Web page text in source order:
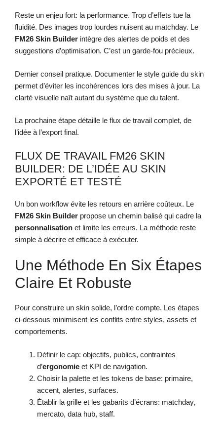
Reste un enjeu fort: la performance. Trop d’effets tue la
fluidité. Des images trop lourdes nuisent au matchday. Le
FM26 Skin Builder intègre des alertes de poids et des
suggestions d’optimisation. C’est un garde-fou précieux.
Dernier conseil pratique. Documenter le style guide du skin
permet d’éviter les incohérences lors des mises à jour. La
clarté visuelle naît autant du système que du talent.
La prochaine étape détaille le flux de travail complet, de
l’idée à l’export final.
FLUX DE TRAVAIL FM26 SKIN
BUILDER: DE L’IDÉE AU SKIN
EXPORTÉ ET TESTÉ
Un bon workflow évite les retours en arrière coûteux. Le
FM26 Skin Builder propose un chemin balisé qui cadre la
personnalisation et limite les erreurs. La méthode reste
simple à décrire et efficace à exécuter.
Une Méthode En Six Étapes
Claire Et Robuste
Pour construire un skin solide, l’ordre compte. Les étapes
ci-dessous minimisent les conflits entre styles, assets et
comportements.
Définir le cap: objectifs, publics, contraintes
d’ergonomie et KPI de navigation.
Choisir la palette et les tokens de base: primaire,
accent, alertes, surfaces.
Établir la grille et les gabarits d’écrans: matchday,
mercato, data hub, staff.